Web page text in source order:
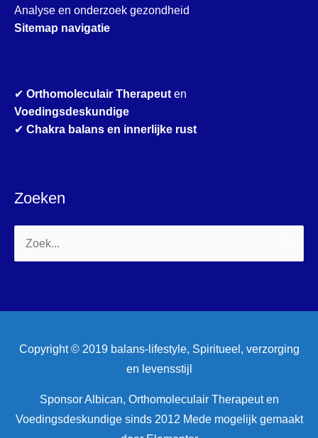
Analyse en onderzoek gezondheid
Sitemap navigatie
✔ Orthomoleculair Therapeuten
Voedingsdeskundige
✔ Chakra balans en innerlijke rust
Zoeken
Zoek
naar:
Copyright © 2019 balans-lifestyle, Spiritueel, verzorging
en levensstijl
Sponsor Albican, Orthomoleculair Therapeut en
Voedingsdeskundige sinds 2012 Mede mogelijk gemaakt